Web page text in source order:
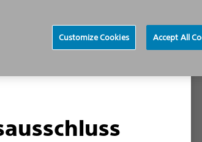
Customize Cookies Accept All